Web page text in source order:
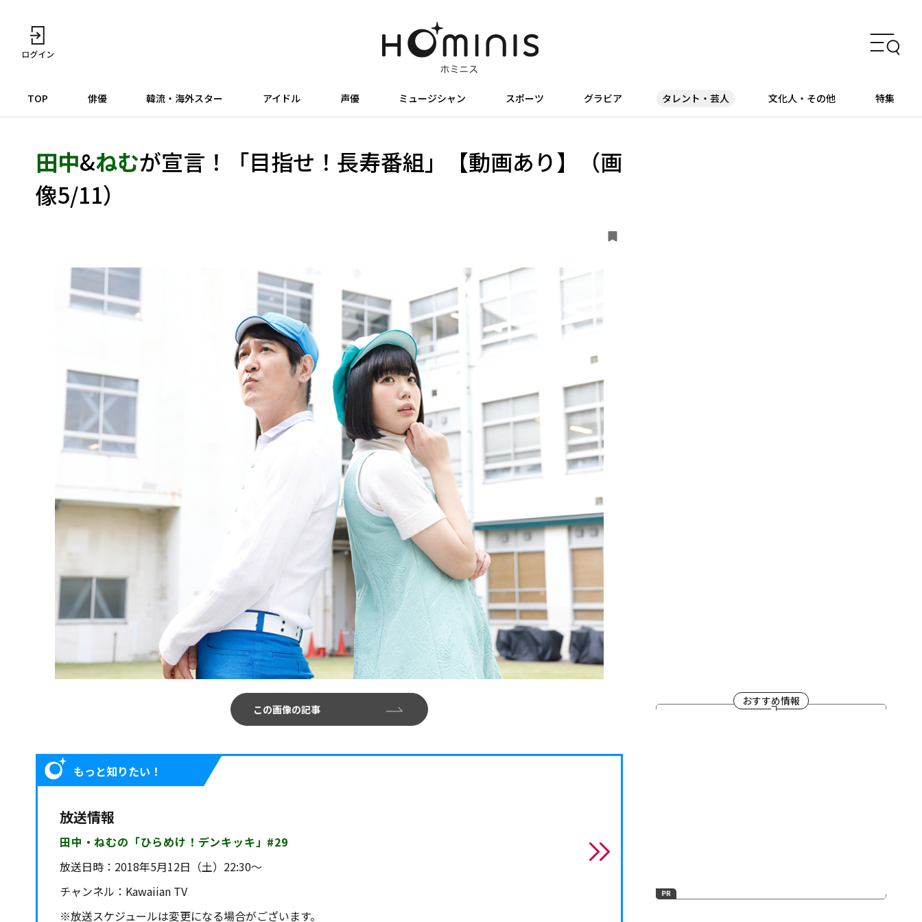
TOP 俳優 韓流・海外スター アイドル 声優 ミュージシャン スポーツ グラビア タレント・芸人 文化人・その他 特集
田中&ねむが宣言！「目指せ！長寿番組」【動画あり】（画
像5/11）
この画像の記事
もっと知りたい！
放送情報
田中・ねむの「ひらめけ！デンキッキ」#29
放送日時： 2018年5月12日（土）22:30～
チャンネル： Kawaiian TV
※放送スケジュールは変更になる場合がございます。
おすすめ情報